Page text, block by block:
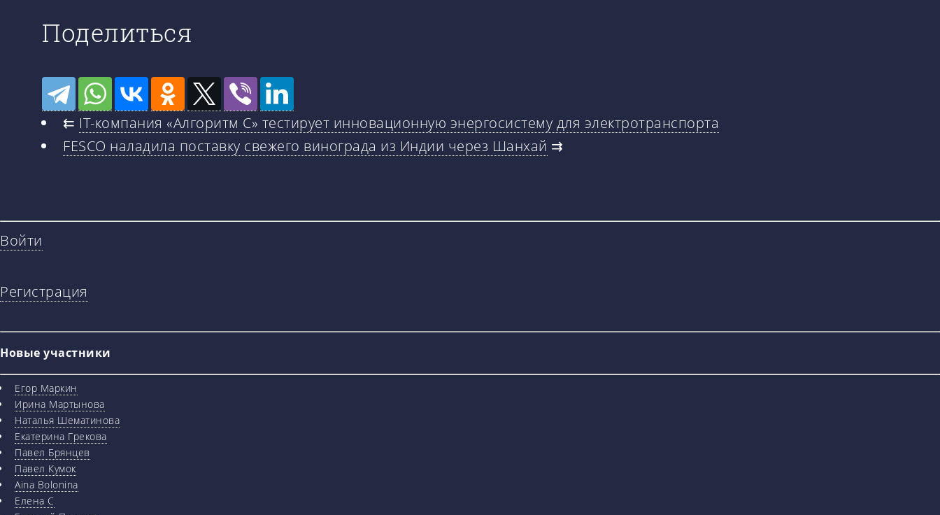
Поделиться
⇇ IT-компания «Алгоритм С» тестирует инновационную энергосистему для электротранспорта
FESCO наладила поставку свежего винограда из Индии через Шанхай ⇉
Войти
Регистрация
Новые участники
Егор Маркин
Ирина Мартынова
Наталья Шематинова
Екатерина Грекова
Павел Брянцев
Павел Кумок
Aina Bolonina
Елена С